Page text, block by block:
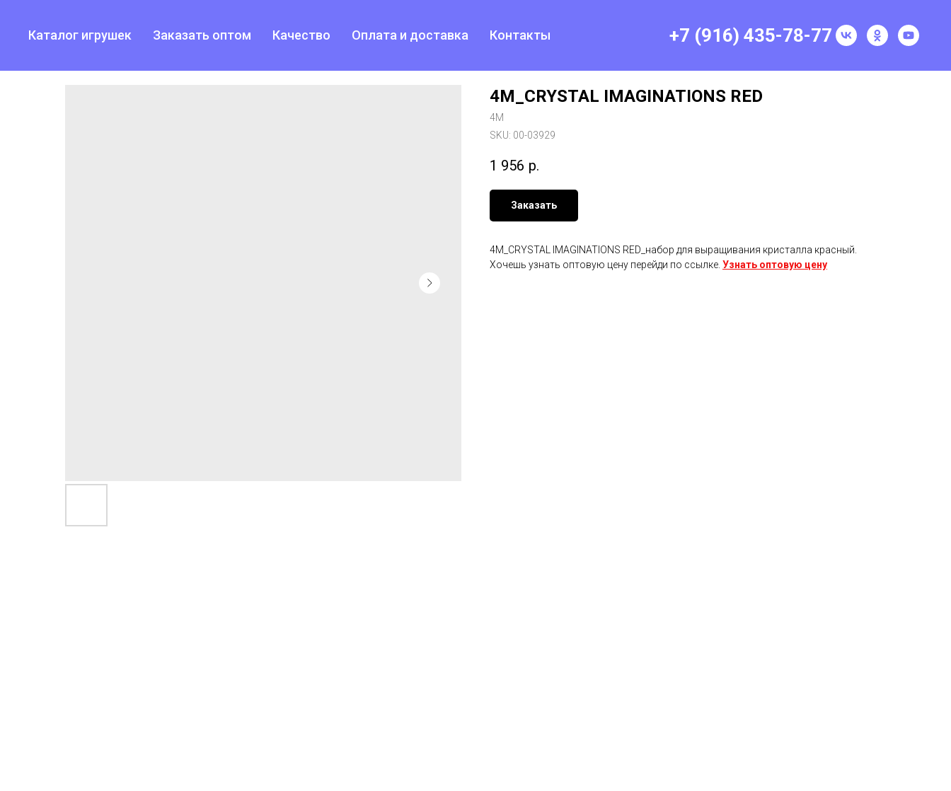
Каталог игрушек Заказать оптом Качество Оплата и доставка Контакты +7 (916) 435-78-77
4M_CRYSTAL IMAGINATIONS RED
4M
SKU: 00-03929
1 956 р.
Заказать
4M_CRYSTAL IMAGINATIONS RED_набор для выращивания кристалла красный.
Хочешь узнать оптовую цену перейди по ссылке. Узнать оптовую цену